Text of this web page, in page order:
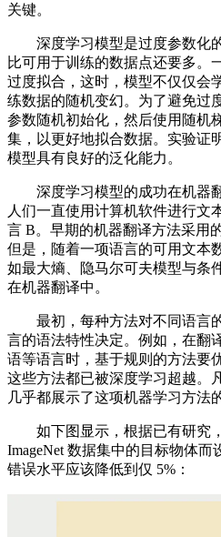
关键。
深度学习模型是过度参数化
比可用于训练的数据点还要多。
过度拟合，这时，模型不仅仅会
练数据的随机变幻。为了避免过
参数随机初始化，然后使用随机
集，以更好地拟合数据。实验证
模型具有良好的泛化能力。
深度学习模型的成功在机器翻
人们一直使用计算机软件进行文
言 B。早期的机器翻译方法采用
但是，随着一项语言的可用文本
如最大熵、隐马尔可夫模型与条
在机器翻译中。
最初，每种方法对不同语言
言的语法特性决定。例如，在翻
语等语言时，基于规则的方法要
这些方法都已被深度学习超越。
几乎都展示了这项机器学习方法
如下图显示，根据已有研究，
ImageNet 数据集中的目标物体
错误水平应该降低到仅 5%：